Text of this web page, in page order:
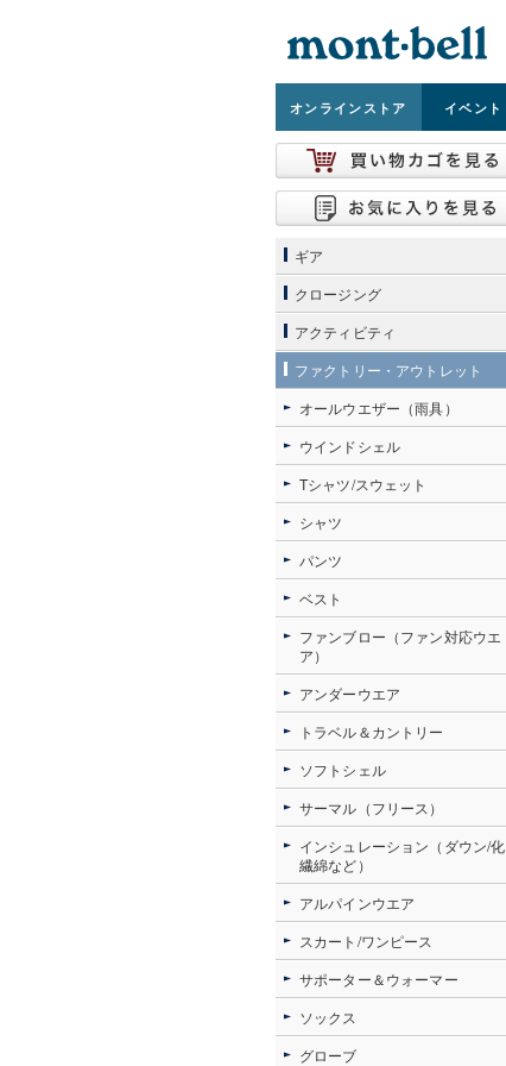
オンラインストア イベント
ギア
クロージング
アクティビティ
ファクトリー・アウトレット
オールウエザー（雨具）
ウインドシェル
Tシャツ/スウェット
シャツ
パンツ
ベスト
ファンブロー（ファン対応ウエ
ア）
アンダーウエア
トラベル＆カントリー
ソフトシェル
サーマル（フリース）
インシュレーション（ダウン/化
繊綿など）
アルパインウエア
スカート/ワンピース
サポーター＆ウォーマー
ソックス
グローブ